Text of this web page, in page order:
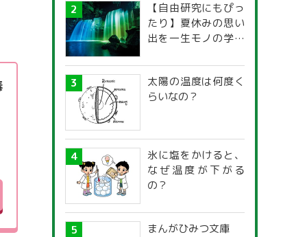
【自由研究にもぴっ
たり】夏休みの思い
出を一生モノの学び
探究ガイド
太陽の温度は何度く
らいなの？
氷に塩をかけると、
なぜ温度が下がる
の？
まんがひみつ文庫